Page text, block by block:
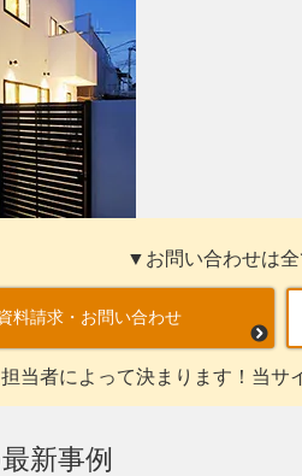
▼お問い合わせは
料請求・お問い合わせ
当者によって決まります！当サ
新事例